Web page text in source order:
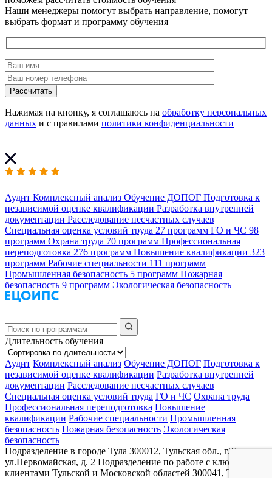
Наши менеджеры помогут выбрать направление, помогут
выбрать формат и программу обучения
Рассчитать
Нажимая на кнопку, я соглашаюсь на обработку персональных
данных и с правилами политики конфиденциальности
Аудит Комплексный анализ Обучение ДОПОГ Подготовка к
независимой оценке квалификации Разработка внутренней
документации Расследование несчастных случаев
Специальная оценка условий труда 27 программ ГО и ЧС 98
программ Охрана труда 70 программ Профессиональная
переподготовка 276 программ Повышение квалификации 323
программ Рабочие специальности 111 программ
Промышленная безопасность 5 программ Пожарная
безопасность 9 программ Экологическая безопасность
Длительность обучения
Аудит Комплексный анализ Обучение ДОПОГ Подготовка к
независимой оценке квалификации Разработка внутренней
документации Расследование несчастных случаев
Специальная оценка условий труда ГО и ЧС Охрана труда
Профессиональная переподготовка Повышение
квалификации Рабочие специальности Промышленная
безопасность Пожарная безопасность Экологическая
безопасность
Подразделение в городе Тула 300012, Тульская обл., г.Тула,
ул.Первомайская, д. 2 Подразделение по работе с ключевыми
клиентами Тульской и Московской областей 300041, Тульская